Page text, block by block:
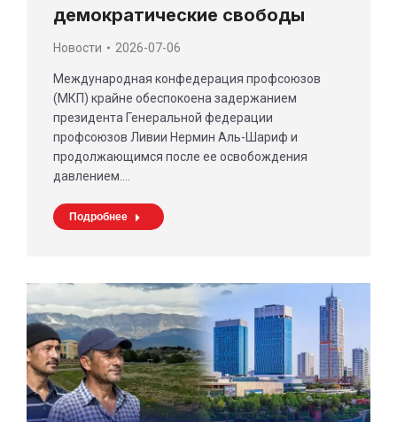
демократические свободы
Новости 2026-07-06
Международная конфедерация профсоюзов
(МКП) крайне обеспокоена задержанием
президента Генеральной федерации
профсоюзов Ливии Нермин Аль-Шариф и
продолжающимся после ее освобождения
давлением.…
Подробнее